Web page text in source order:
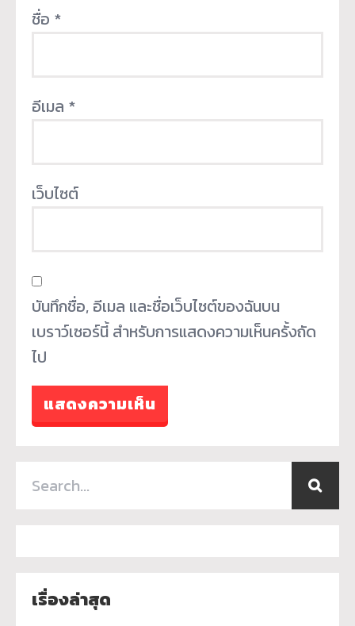
ชื่อ *
อีเมล *
เว็บไซต์
บันทึกชื่อ, อีเมล และชื่อเว็บไซต์ของฉันบน
เบราว์เซอร์นี้ สำหรับการแสดงความเห็นครั้งถัด
ไป
เรื่องล่าสุด